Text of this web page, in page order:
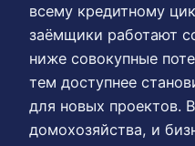
всему кредитному
заёмщики работают
ниже совокупные
тем доступнее
для новых проектов.
домохозяйства, и